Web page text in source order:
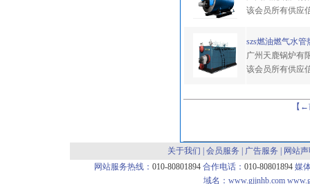
该会员所有供应
szs燃油燃气水管
广州天鹿锅炉有
该会员所有供应
【
关于我们 会员服务 广告服务
网站
网站服务热线： 010-80801894 合作电话： 010-80801894 媒
域名： www.gjjnhb.com